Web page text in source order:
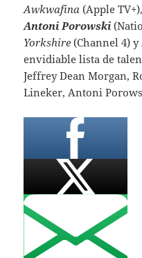
Awkwafina (Apple TV+),
Antoni Porowski
Yorkshire (Channel 4) y
envidiable lista de
Jeffrey Dean Morgan,
Lineker, Antoni